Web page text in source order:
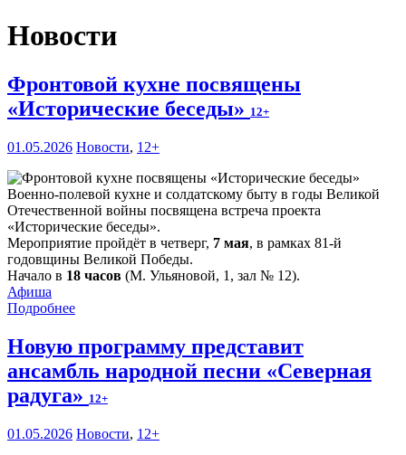
Новости
Фронтовой кухне посвящены
«Исторические беседы» 12+
01.05.2026 Новости, 12+
Военно-полевой кухне и солдатскому быту в годы Великой
Отечественной войны посвящена встреча проекта
«Исторические беседы».
Мероприятие пройдёт в четверг, 7 мая, в рамках 81-й
годовщины Великой Победы.
Начало в 18 часов (М. Ульяновой, 1, зал № 12).
Афиша
Подробнее
Новую программу представит
ансамбль народной песни «Северная
радуга» 12+
01.05.2026 Новости, 12+